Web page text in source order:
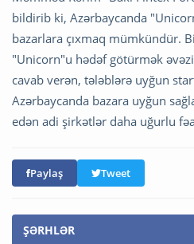
bildirib ki, Azərbaycanda
bazarlara çıxmaq mümkündür.
"Unicorn"u hədəf götürmək
cavab verən, tələblərə uyğun
Azərbaycanda bazara uyğun
edən adi şirkətlər daha uğurlu
Paylaş Tweet
ŞƏRHLƏR